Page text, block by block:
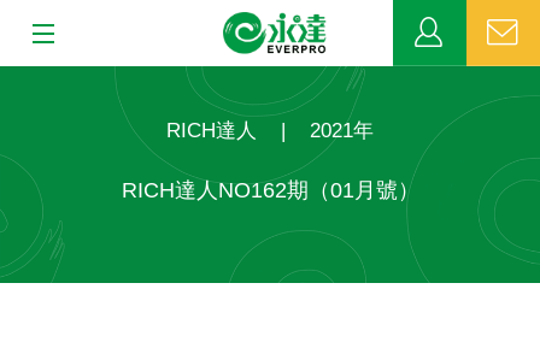
MDRT
RICH達人 | 2021年
RICH達人NO162期（01月號）